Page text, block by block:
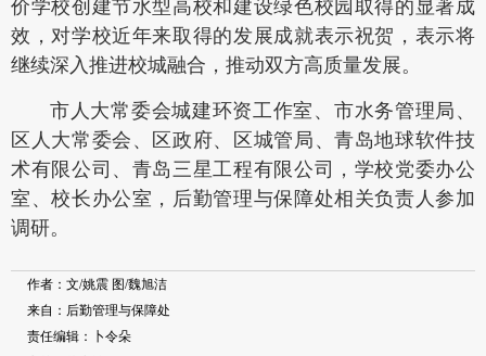
价学校创建节水型高校和建设绿色校园取得的显著成
效，对学校近年来取得的发展成就表示祝贺，表示将
继续深入推进校城融合，推动双方高质量发展。
市人大常委会城建环资工作室、市水务管理局、
区人大常委会、区政府、区城管局、青岛地球软件技
术有限公司、青岛三星工程有限公司，学校党委办公
室、校长办公室，后勤管理与保障处相关负责人参加
调研。
作者：文/姚震 图/魏旭洁
来自：后勤管理与保障处
责任编辑：卜令朵